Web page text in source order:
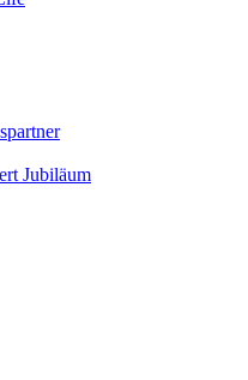
Jubiläum